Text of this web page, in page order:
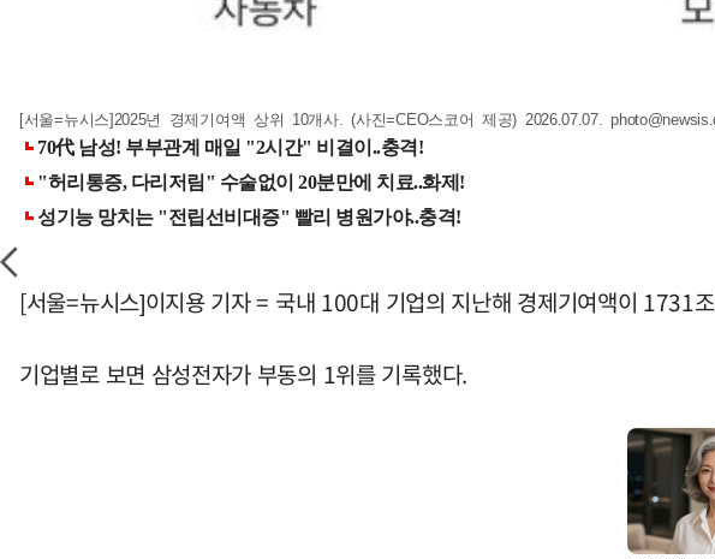
[서울=뉴시스]2025년 경제기여액 상위 10개사. (사진=CEO스코어 제공) 2026.07.07.
[서울=뉴시스]이지용 기자 = 국내 100대 기업의 지난해 경제기여액이 1731
기업별로 보면 삼성전자가 부동의 1위를 기록했다.